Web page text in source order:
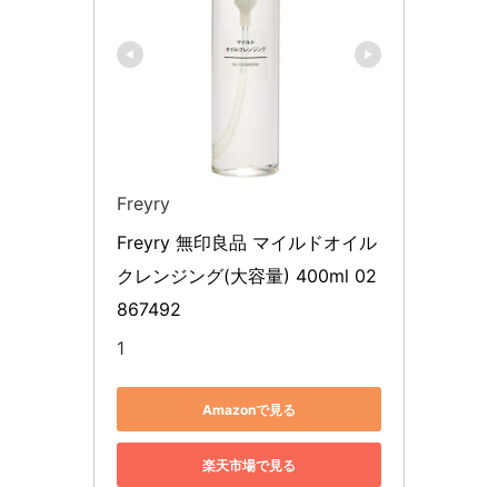
Freyry
Freyry 無印良品 マイルドオイル
クレンジング(大容量) 400ml 02
867492
1
Amazonで見る
楽天市場で見る